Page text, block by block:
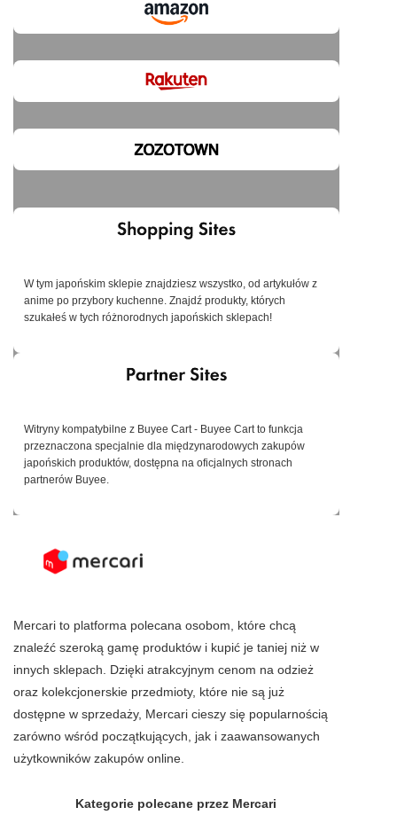
W tym japońskim sklepie znajdziesz wszystko, od artykułów z
anime po przybory kuchenne. Znajdź produkty, których
szukałeś w tych różnorodnych japońskich sklepach!
Witryny kompatybilne z Buyee Cart - Buyee Cart to funkcja
przeznaczona specjalnie dla międzynarodowych zakupów
japońskich produktów, dostępna na oficjalnych stronach
partnerów Buyee.
Mercari to platforma polecana osobom, które chcą
znaleźć szeroką gamę produktów i kupić je taniej niż w
innych sklepach. Dzięki atrakcyjnym cenom na odzież
oraz kolekcjonerskie przedmioty, które nie są już
dostępne w sprzedaży, Mercari cieszy się popularnością
zarówno wśród początkujących, jak i zaawansowanych
użytkowników zakupów online.
Kategorie polecane przez Mercari